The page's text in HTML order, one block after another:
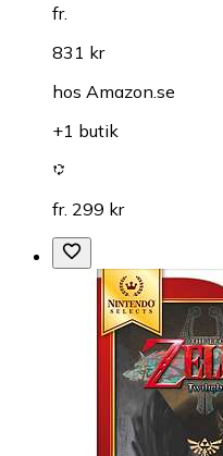
fr.
831 kr
hos Amazon.se
+1 butik
fr. 299 kr